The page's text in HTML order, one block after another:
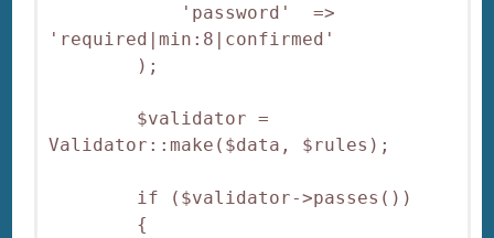
'password'  =>
'required|min:8|confirmed'
);
$validator =
Validator::make($data, $rules);
if ($validator->passes())
{